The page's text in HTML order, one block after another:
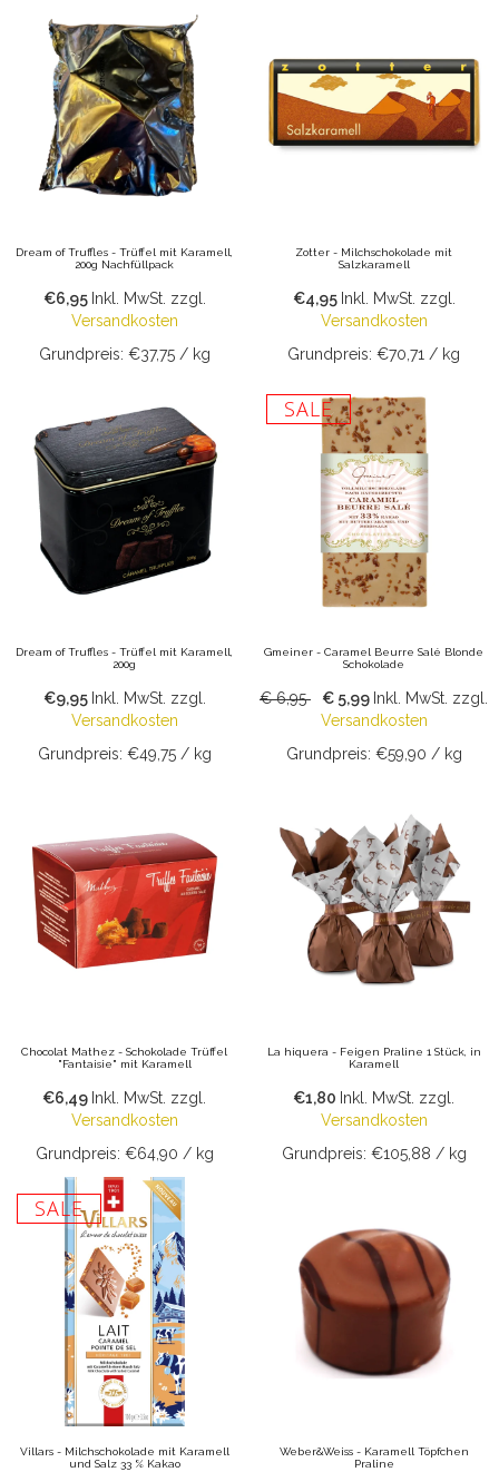
Dream of Truffles - Trüffel mit Karamell,
200g Nachfüllpack
€6,95 Inkl. MwSt. zzgl.
Versandkosten
Grundpreis: €37,75 / kg
Zotter - Milchschokolade mit
Salzkaramell
€4,95 Inkl. MwSt. zzgl.
Versandkosten
Grundpreis: €70,71 / kg
Dream of Truffles - Trüffel mit Karamell,
200g
€9,95 Inkl. MwSt. zzgl.
Versandkosten
Grundpreis: €49,75 / kg
SALE
Gmeiner - Caramel Beurre Salé Blonde
Schokolade
€ 6,95 € 5,99 Inkl. MwSt. zzgl.
Versandkosten
Grundpreis: €59,90 / kg
Chocolat Mathez - Schokolade Trüffel
"Fantaisie" mit Karamell
€6,49 Inkl. MwSt. zzgl.
Versandkosten
Grundpreis: €64,90 / kg
La hiquera - Feigen Praline 1 Stück, in
Karamell
€1,80 Inkl. MwSt. zzgl.
Versandkosten
Grundpreis: €105,88 / kg
SALE
Villars - Milchschokolade mit Karamell
und Salz 33 % Kakao
Weber&Weiss - Karamell Töpfchen
Praline